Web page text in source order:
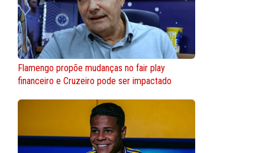
Flamengo propõe mudanças no fair play
financeiro e Cruzeiro pode ser impactado